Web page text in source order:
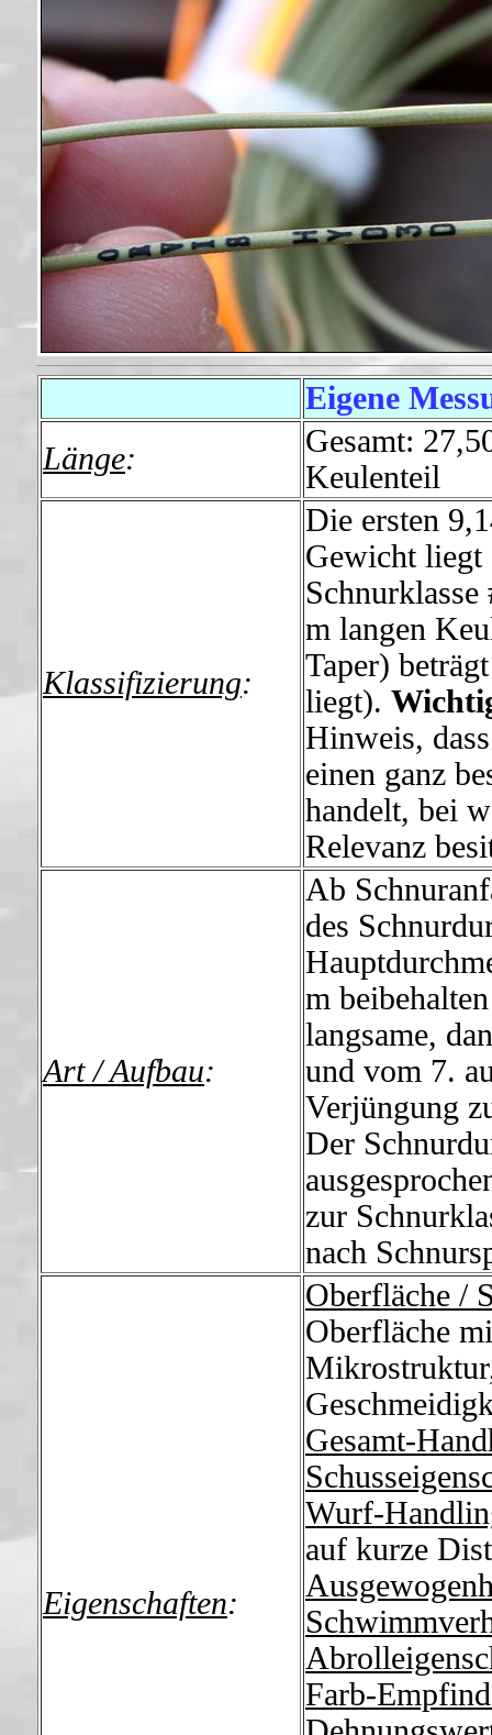
Eigene
Länge:
Gesamt:
Keulenteil
Klassifizierung:
Die ersten
Gewicht liegt
m langen
Taper)
liegt).
Hinweis,
einen ganz
handelt, bei
Relevanz
Art / Aufbau:
Ab
des
m
langsame,
und vom 7.
Verjüngung
Der
zur
nach
Eigenschaften:
Oberfläche /
Oberfläche
Gesamt-
Wurf-
auf kurze
Farb-